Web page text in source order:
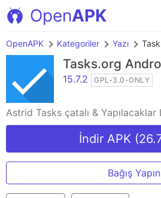
OpenAPK
OpenAPK Kategoriler Yazı
Tasks.org
15.7.2 GPL-3.0-ONLY
Astrid Tasks çatalı & Yapılacaklar
İndir APK
Bağış Yapın